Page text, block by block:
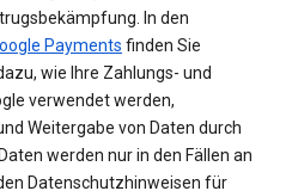
In den
Payments finden Sie
wie Ihre Zahlungs- und
verwendet werden,
Weitergabe von Daten durch
werden nur in den Fällen an
Datenschutzhinweisen für